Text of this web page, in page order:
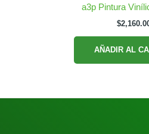
a3p Pintura
$
AÑADIR AL